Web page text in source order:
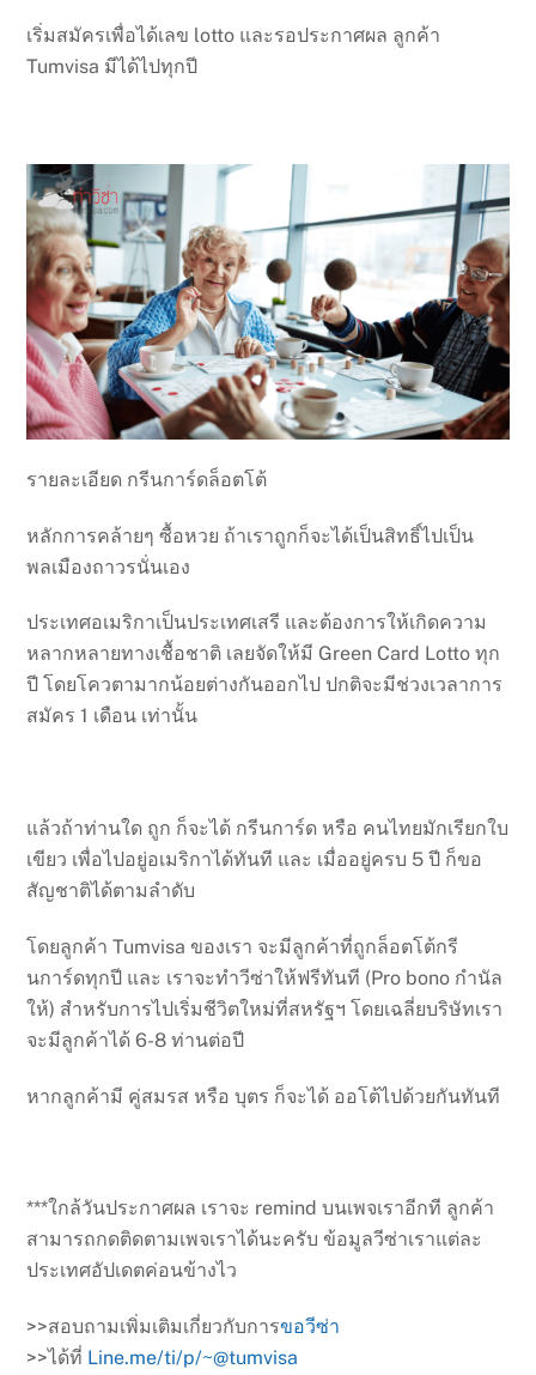
เริ่มสมัครเพื่อได้เลข lotto และรอประกาศผล ลูกค้า
Tumvisa มีได้ไปทุกปี
รายละเอียด กรีนการ์ดล็อตโต้
หลักการคล้ายๆ ซื้อหวย ถ้าเราถูกก็จะได้เป็นสิทธิ์ไปเป็น
พลเมืองถาวรนั่นเอง
ประเทศอเมริกาเป็นประเทศเสรี และต้องการให้เกิดความ
หลากหลายทางเชื้อชาติ เลยจัดให้มี Green Card Lotto ทุก
ปี โดยโควตามากน้อยต่างกันออกไป ปกติจะมีช่วงเวลาการ
สมัคร 1 เดือน เท่านั้น
แล้วถ้าท่านใด ถูก ก็จะได้ กรีนการ์ด หรือ คนไทยมักเรียกใบ
เขียว เพื่อไปอยู่อเมริกาได้ทันที และ เมื่ออยู่ครบ 5 ปี ก็ขอ
สัญชาติได้ตามลำดับ
โดยลูกค้า Tumvisa ของเรา จะมีลูกค้าที่ถูกล็อตโต้กรี
นการ์ดทุกปี และ เราจะทำวีซ่าให้ฟรีทันที (Pro bono กำนัล
ให้) สำหรับการไปเริ่มชีวิตใหม่ที่สหรัฐฯ โดยเฉลี่ยบริษัทเรา
จะมีลูกค้าได้ 6-8 ท่านต่อปี
หากลูกค้ามี คู่สมรส หรือ บุตร ก็จะได้ ออโต้ไปด้วยกันทันที
***ใกล้วันประกาศผล เราจะ remind บนเพจเราอีกที ลูกค้า
สามารถกดติดตามเพจเราได้นะครับ ข้อมูลวีซ่าเราแต่ละ
ประเทศอัปเดตค่อนข้างไว
>>สอบถามเพิ่มเติมเกี่ยวกับการขอวีซ่า
>>ได้ที่ Line.me/ti/p/~@tumvisa